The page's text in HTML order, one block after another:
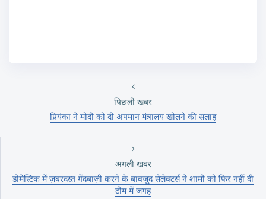
पिछली खबर
प्रियंका ने मोदी को दी अपमान मंत्रालय खोलने की सलाह
अगली खबर
डोमेस्टिक में ज़बरदस्त गेंदबाज़ी करने के बावजूद सेलेक्टर्स ने शामी को फिर नहीं दी
टीम में जगह